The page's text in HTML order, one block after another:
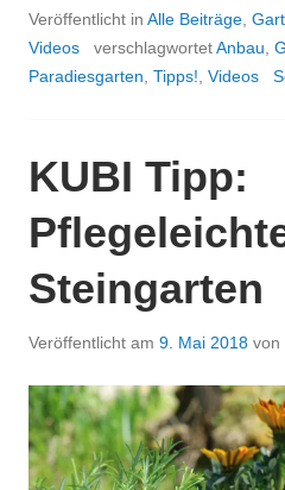
PLATZ
UND
TROTZDEM
Veröffentlicht in Alle Beiträge
Videos
verschlagwortetAnbau
Paradiesgarten Tipps! Videos
KUBI Tipp:
Steingarten
Veröffentlicht am 9. Mai 2018 von